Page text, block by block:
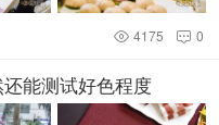
 0
 4175
能测试好色程度